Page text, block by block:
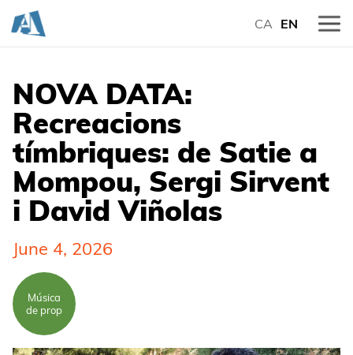
CA EN
NOVA DATA:
Recreacions
tímbriques: de Satie a
Mompou, Sergi Sirvent
i David Viñolas
June 4, 2026
Música
de prop